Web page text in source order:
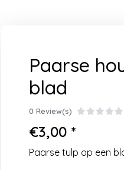
Paarse
blad
0 Review(s)
€3,00 *
Paarse tulp op een